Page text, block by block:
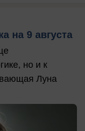
на 9 августа
но и к
Луна